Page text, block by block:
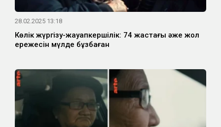
28.02.2025 13:18
Көлік жүргізу-жауапкершілік: 74 жастағы әже жол
ережесін мүлде бұзбаған